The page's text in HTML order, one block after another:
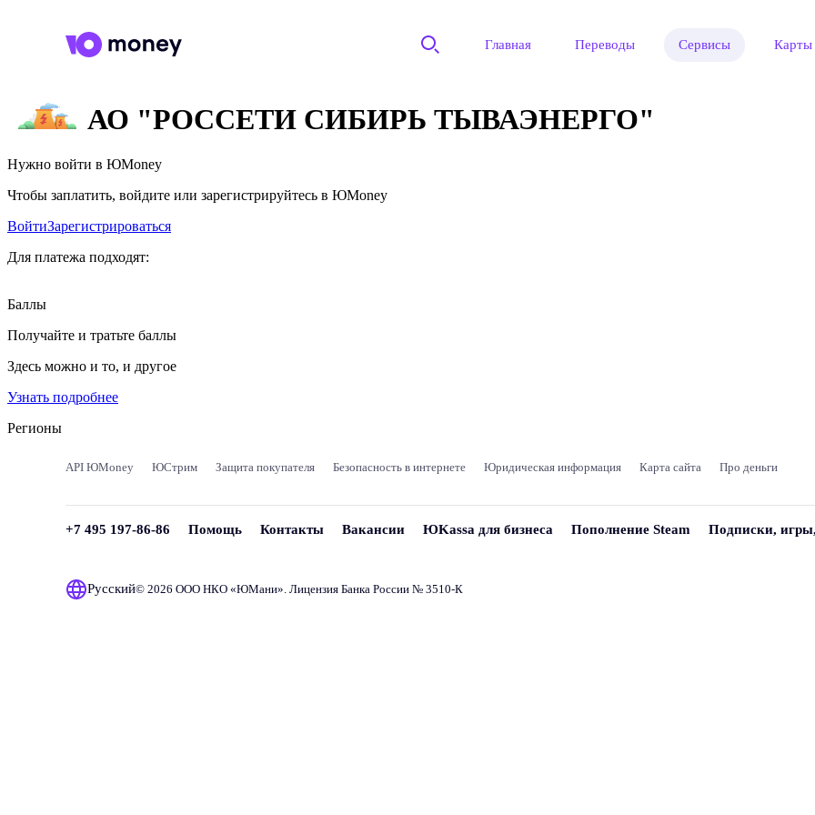
Главная Переводы Сервисы Карты
АО "РОССЕТИ СИБИРЬ ТЫВАЭНЕРГО"
Нужно войти в ЮMoney
Чтобы заплатить, войдите или зарегистрируйтесь в ЮMoney
ВойтиЗарегистрироваться
Для платежа подходят:
Баллы
Получайте и тратьте баллы
Здесь можно и то, и другое
Узнать подробнее
Регионы
API ЮMoney ЮСтрим Защита покупателя Безопасность в интернете Юридическая информация Карта сайта Про деньги
+7 495 197-86-86 Помощь Контакты Вакансии ЮKassa для бизнеса Пополнение Steam Подписки,
Русский© 2026 ООО НКО «ЮМани». Лицензия Банка России № 3510‑К